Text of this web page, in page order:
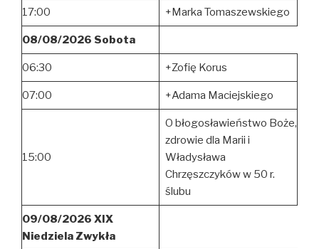
17:00 +Marka Tomaszewskiego
08/08/2026 Sobota
06:30 +Zofię Korus
07:00 +Adama Maciejskiego
15:00
O błogosławieństwo Boże,
zdrowie dla Marii i
Władysława
Chrzęszczyków w 50 r.
ślubu
09/08/2026 XIX
Niedziela Zwykła